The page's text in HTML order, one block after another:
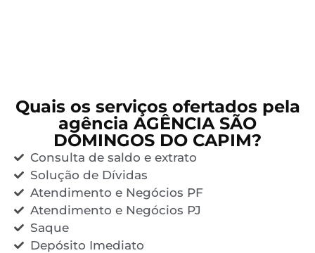
Quais os serviços ofertados pela
agência AGÊNCIA SÃO
DOMINGOS DO CAPIM?
Consulta de saldo e extrato
Solução de Dívidas
Atendimento e Negócios PF
Atendimento e Negócios PJ
Saque
Depósito Imediato